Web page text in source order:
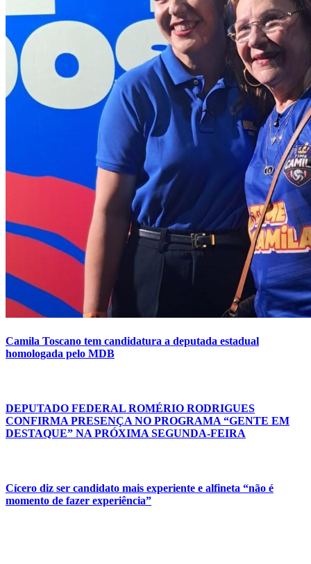
Camila Toscano tem candidatura a deputada estadual
homologada pelo MDB
DEPUTADO FEDERAL ROMÉRIO RODRIGUES
CONFIRMA PRESENÇA NO PROGRAMA “GENTE EM
DESTAQUE” NA PRÓXIMA SEGUNDA-FEIRA
Cícero diz ser candidato mais experiente e alfineta “não é
momento de fazer experiência”